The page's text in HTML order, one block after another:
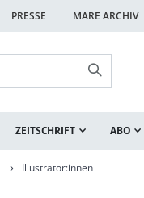
PRESSE MARE ARCHIV
ZEITSCHRIFT ABO
Illustrator:innen